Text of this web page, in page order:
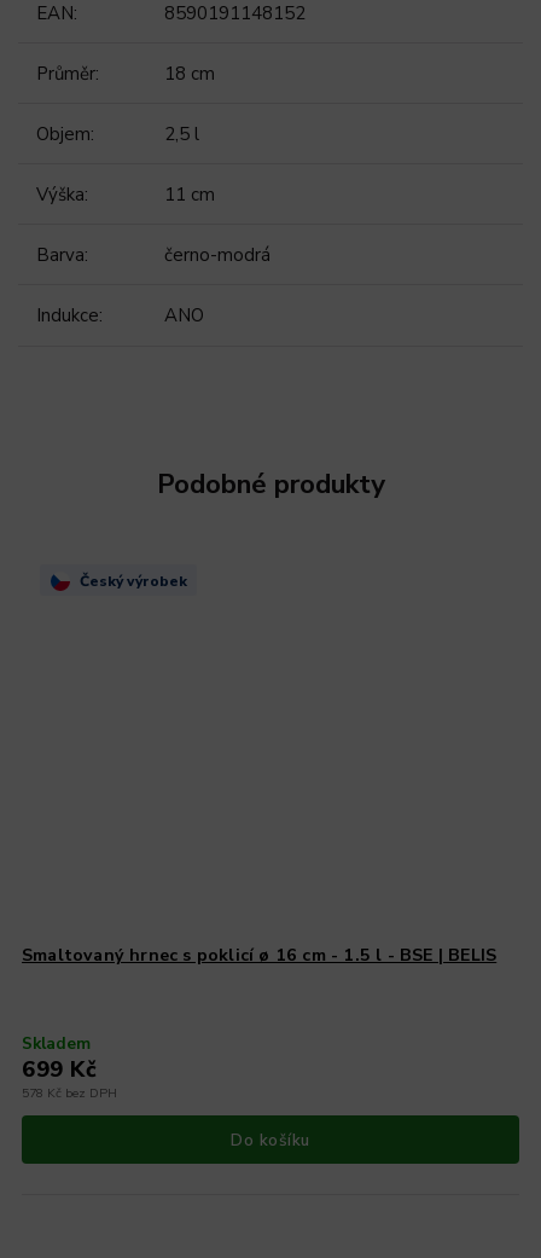
EAN: 8590191148152
Průměr: 18 cm
Objem: 2,5 l
Výška: 11 cm
Barva: černo-modrá
Indukce: ANO
Podobné produkty
Český výrobek
Smaltovaný hrnec s poklicí ø 16 cm - 1.5 l - BSE | BELIS
Skladem
578 Kč bez DPH
699 Kč
Do košíku